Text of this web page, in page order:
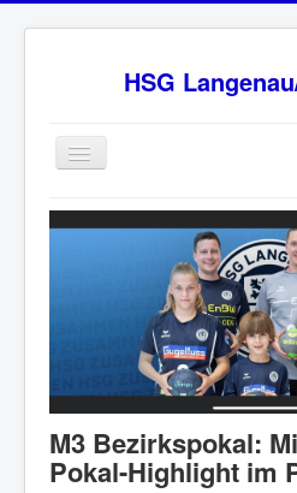
HSG
Home
BW Oberliga Staffel 2
Sponsoren
HSG - Fanshop
News
Ansprechpartner
M3 Bezirkspokal:
Pokal-Highlight im